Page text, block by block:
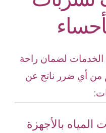
لضمان راحة
من أي ضرر ناتج عن
بالأجهزة